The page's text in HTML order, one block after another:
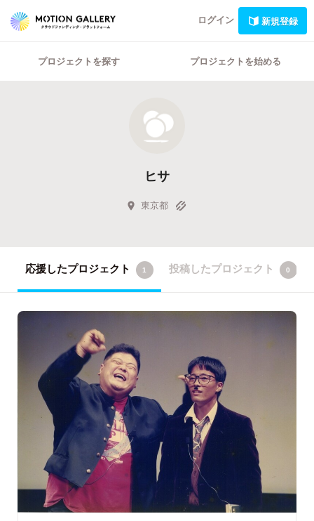
ログイン 新規登録
プロジェクトを探す プロジェクトを始める
ヒサ
東京都
応援したプロジェクト 1 投稿したプロジェクト 0